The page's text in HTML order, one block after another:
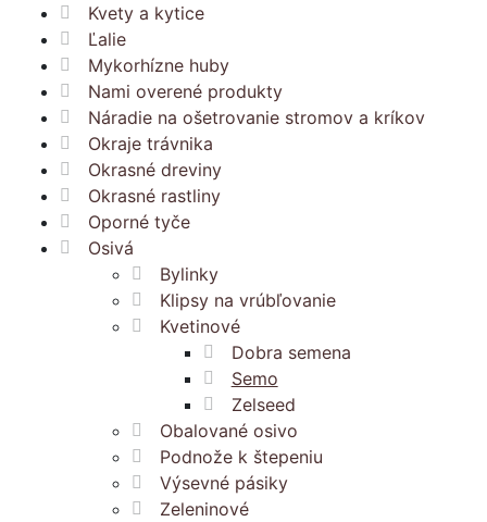
Kvety a kytice
Ľalie
Mykorhízne huby
Nami overené produkty
Náradie na ošetrovanie stromov a kríkov
Okraje trávnika
Okrasné dreviny
Okrasné rastliny
Oporné tyče
Osivá
Bylinky
Klipsy na vrúbľovanie
Kvetinové
Dobra semena
Semo
Zelseed
Obalované osivo
Podnože k štepeniu
Výsevné pásiky
Zeleninové